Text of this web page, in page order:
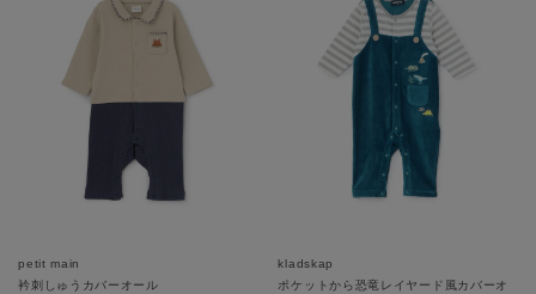
petit main
衿刺しゅうカバーオール
kladskap
ポケットから恐竜レイヤード風カバーオ